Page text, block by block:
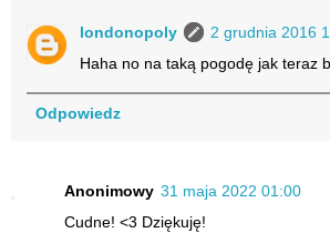
londonopoly
2 grudnia 2016
Haha no na taką pogodę jak teraz
Odpowiedz
Anonimowy 31 maja 2022 01:00
Cudne! <3 Dziękuję!